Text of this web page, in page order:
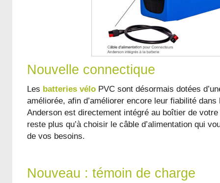
Nouvelle connectique
Les batteries vélo PVC sont désormais dotées
améliorée, afin d’améliorer encore leur fiabilité
Anderson est directement intégré au boîtier de votre
reste plus qu’à choisir le câble d’alimentation qui
de vos besoins.
Nouveau : témoin de charge